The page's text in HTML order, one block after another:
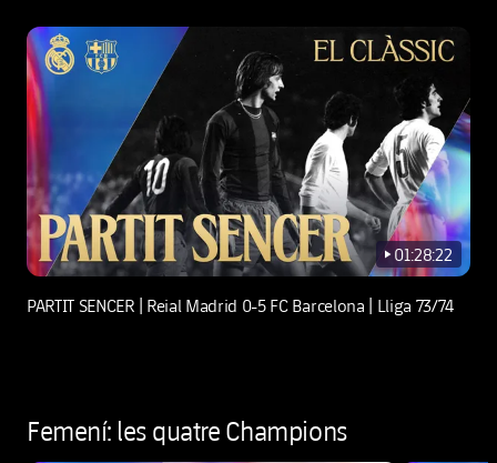
play-new
01:28:22
PARTIT SENCER | Reial Madrid 0-5 FC Barcelona | Lliga 73/74
Femení: les quatre Champions